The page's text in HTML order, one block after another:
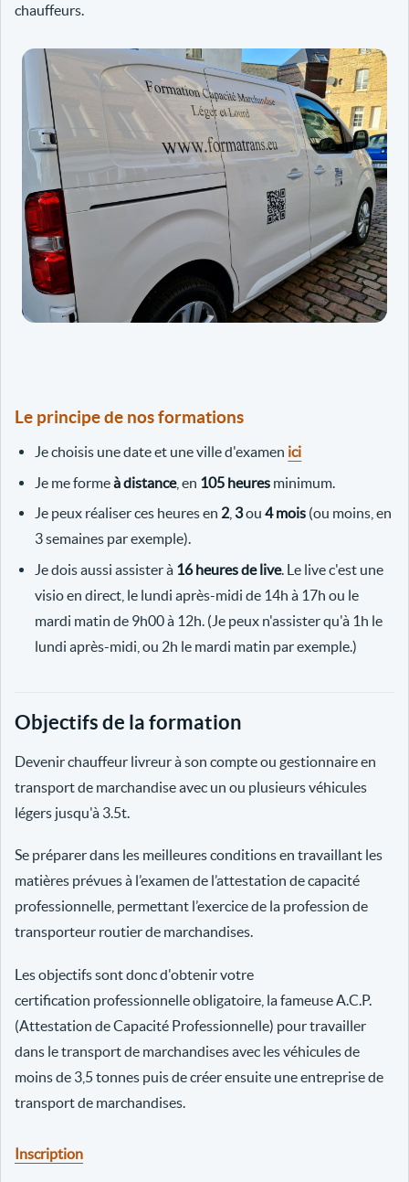
chauffeurs.
Le principe de nos formations
Je choisis une date et une ville d'examen ici
Je me formeà distance, en 105 heures minimum.
Je peux réaliser ces heures en 2 3ou4 mois (ou moins, en
3 semaines par exemple).
Je dois aussi assister à 16 heures de live. Le live c'est une
visio en direct, le lundi après-midi de 14h à 17h ou le
mardi matin de 9h00 à 12h. (Je peux n'assister qu'à 1h le
lundi après-midi, ou 2h le mardi matin par exemple.)
Objectifs de la formation
Devenir chauffeur livreur à son compte ou gestionnaire en
transport de marchandise avec un ou plusieurs véhicules
légers jusqu'à 3.5t.
Se préparer dans les meilleures conditions en travaillant les
matières prévues à l’examen de l’attestation de capacité
professionnelle, permettant l’exercice de la profession de
transporteur routier de marchandises.
Les objectifs sont donc d'obtenir votre
certification professionnelle obligatoire, la fameuse A.C.P.
(Attestation de Capacité Professionnelle) pour travailler
dans le transport de marchandises avec les véhicules de
moins de 3,5 tonnes puis de créer ensuite une entreprise de
transport de marchandises.
Inscription